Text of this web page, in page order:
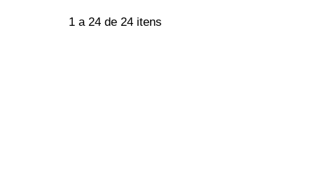
1 a 24 de 24 itens